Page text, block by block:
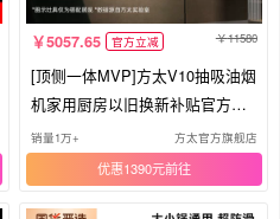
5057.65 官方立减 11580
[顶侧一体MVP]方太V10抽吸油烟
机家用厨房以旧换新补贴官方旗
舰店
销量1万+ 方太官方旗舰店
优惠1390元